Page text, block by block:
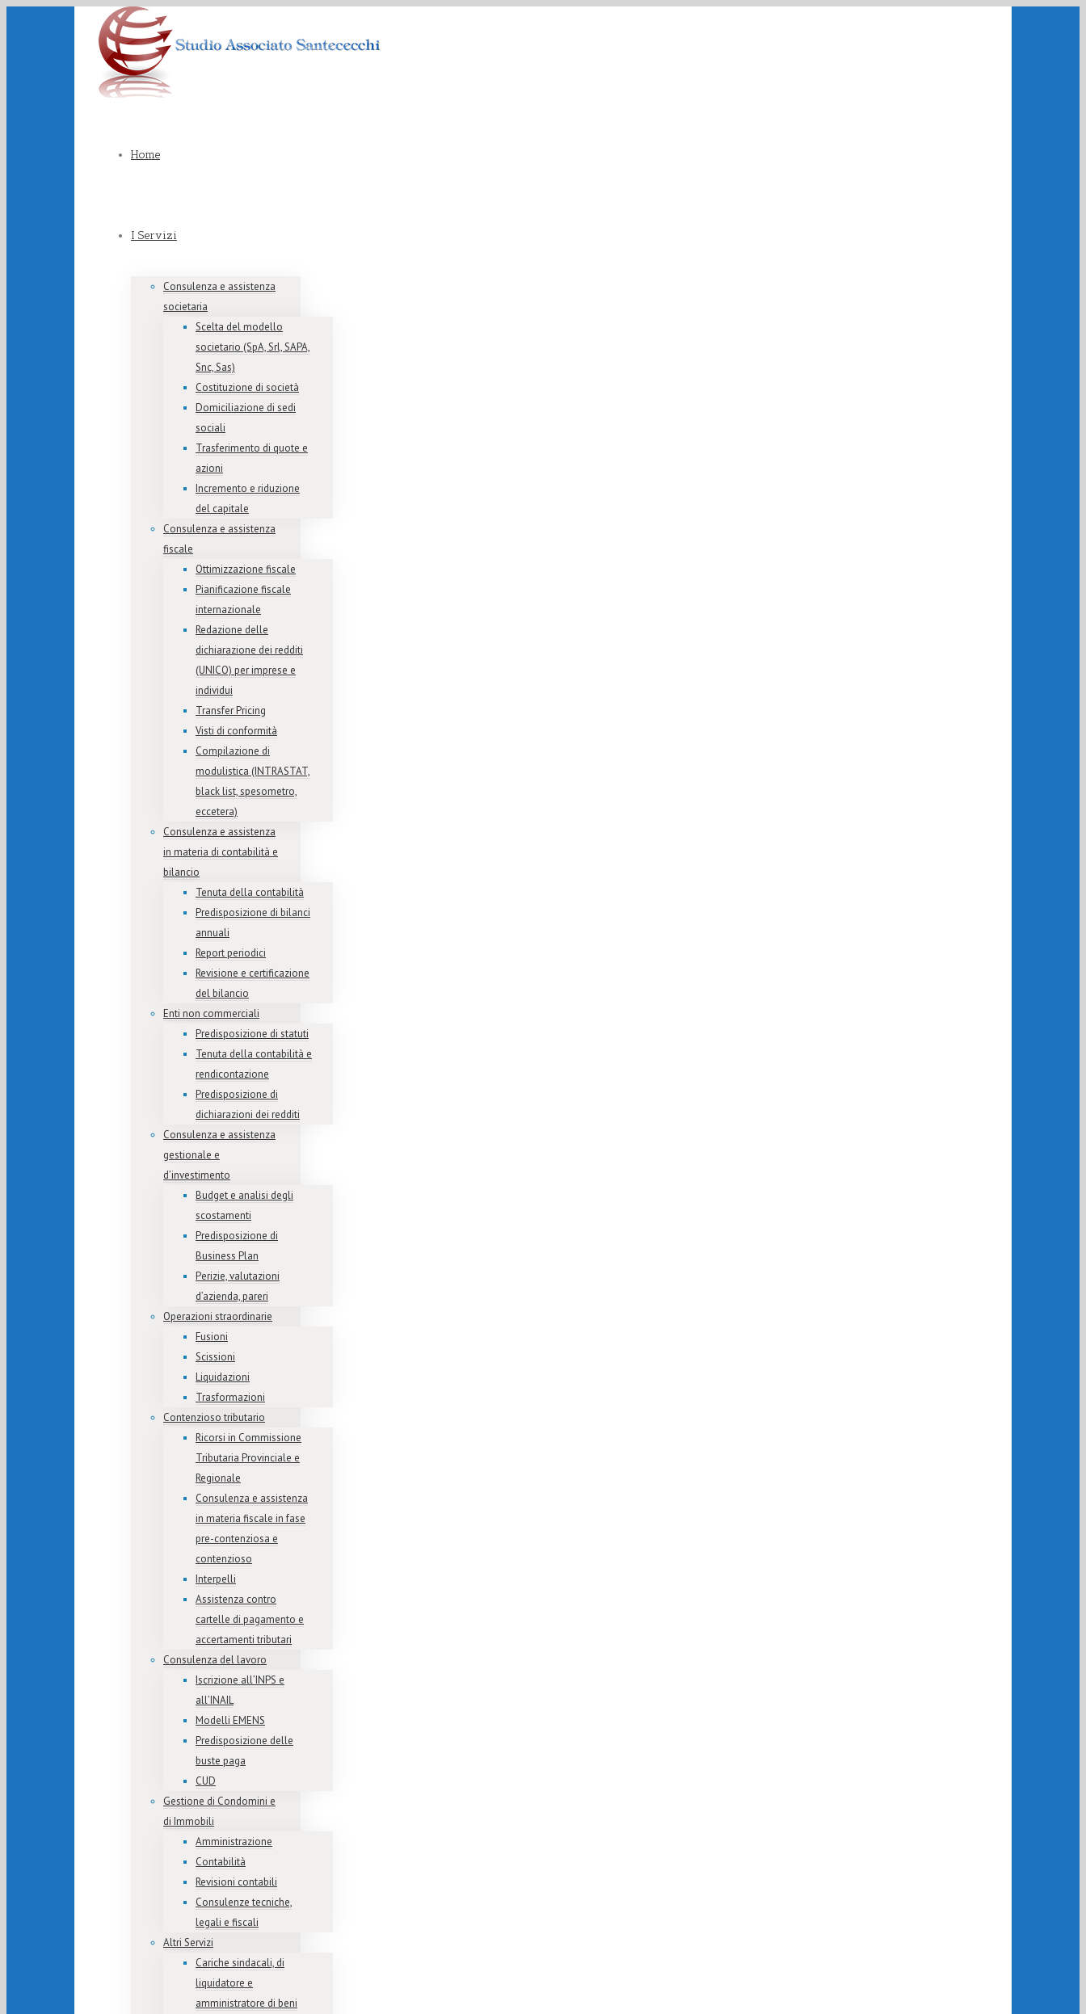
Home
I Servizi
Consulenza e assistenza
societaria
Scelta del modello
societario (SpA, Srl, SAPA,
Snc, Sas)
Costituzione di società
Domiciliazione di sedi
sociali
Trasferimento di quote e
azioni
Incremento e riduzione
del capitale
Consulenza e assistenza
fiscale
Ottimizzazione fiscale
Pianificazione fiscale
internazionale
Redazione delle
dichiarazione dei redditi
(UNICO) per imprese e
individui
Transfer Pricing
Visti di conformità
Compilazione di
modulistica (INTRASTAT,
black list, spesometro,
eccetera)
Consulenza e assistenza
in materia di contabilità e
bilancio
Tenuta della contabilità
Predisposizione di bilanci
annuali
Report periodici
Revisione e certificazione
del bilancio
Enti non commerciali
Predisposizione di statuti
Tenuta della contabilità e
rendicontazione
Predisposizione di
dichiarazioni dei redditi
Consulenza e assistenza
gestionale e
d’investimento
Budget e analisi degli
scostamenti
Predisposizione di
Business Plan
Perizie, valutazioni
d’azienda, pareri
Operazioni straordinarie
Fusioni
Scissioni
Liquidazioni
Trasformazioni
Contenzioso tributario
Ricorsi in Commissione
Tributaria Provinciale e
Regionale
Consulenza e assistenza
in materia fiscale in fase
pre-contenziosa e
contenzioso
Interpelli
Assistenza contro
cartelle di pagamento e
accertamenti tributari
Consulenza del lavoro
Iscrizione all’INPS e
all’INAIL
Modelli EMENS
Predisposizione delle
buste paga
CUD
Gestione di Condomini e
di Immobili
Amministrazione
Contabilità
Revisioni contabili
Consulenze tecniche,
legali e fiscali
Altri Servizi
Cariche sindacali, di
liquidatore e
amministratore di beni